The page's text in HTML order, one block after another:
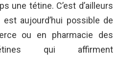
une tétine. C’est d’ailleurs
aujourd’hui possible de
ou en pharmacie des
qui affirment